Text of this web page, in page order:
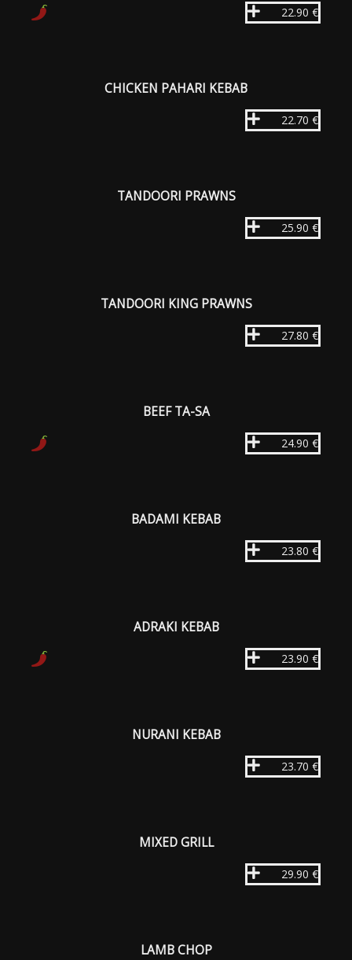
22.90 €
CHICKEN PAHARI KEBAB
22.70 €
TANDOORI PRAWNS
25.90 €
TANDOORI KING PRAWNS
27.80 €
BEEF TA-SA
24.90 €
BADAMI KEBAB
23.80 €
ADRAKI KEBAB
23.90 €
NURANI KEBAB
23.70 €
MIXED GRILL
29.90 €
LAMB CHOP